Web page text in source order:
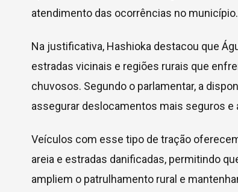
atendimento das ocorrências no município.
Na justificativa, Hashioka destacou que
estradas vicinais e regiões rurais que
chuvosos. Segundo o parlamentar, a
assegurar deslocamentos mais seguros
Veículos com esse tipo de tração
areia e estradas danificadas, permitindo
ampliem o patrulhamento rural e